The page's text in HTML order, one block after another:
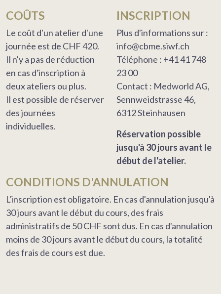
COÛTS
Le coût d'un atelier d'une
journée est de CHF 420.
Il n'y a pas de réduction
en cas d'inscription à
deux ateliers ou plus.
Il est possible de réserver
des journées
individuelles.
INSCRIPTION
Plus d'informations sur :
info@cbme.siwf.ch
Téléphone : +41 41 748
23 00
Contact : Medworld AG,
Sennweidstrasse 46,
6312 Steinhausen
Réservation possible
jusqu'à 30 jours avant le
début de l'atelier.
CONDITIONS D'ANNULATION
L'inscription est obligatoire. En cas d'annulation jusqu'à
30 jours avant le début du cours, des frais
administratifs de 50 CHF sont dus. En cas d'annulation
moins de 30 jours avant le début du cours, la totalité
des frais de cours est due.